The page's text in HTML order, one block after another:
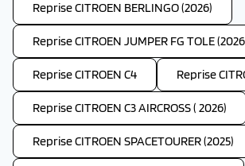
Reprise CITROEN BERLINGO (2026)
Reprise CITROEN JUMPER FG TOLE
Reprise CITROEN C4 Reprise
Reprise CITROEN C3 AIRCROSS ( 2026)
Reprise CITROEN SPACETOURER (2025)